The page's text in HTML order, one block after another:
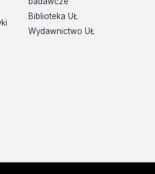
Biblioteka UŁ
Wydawnictwo UŁ